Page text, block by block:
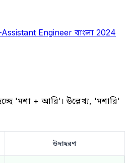
Engineer বাংলা 2024
'মশা + আরি'। উল্লেখ্য, 'মশারি'
উদাহরণ